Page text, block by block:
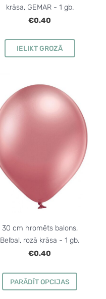
krāsa, GEMAR - 1 gb.
€0.40
IELIKT GROZĀ
30 cm hromēts balons,
Belbal, rozā krāsa - 1 gb.
€0.40
PARĀDĪT OPCIJAS